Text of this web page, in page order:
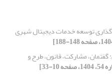
توسعه خدمات دیجیتال شهری
مشارکت، قانون، طرح و